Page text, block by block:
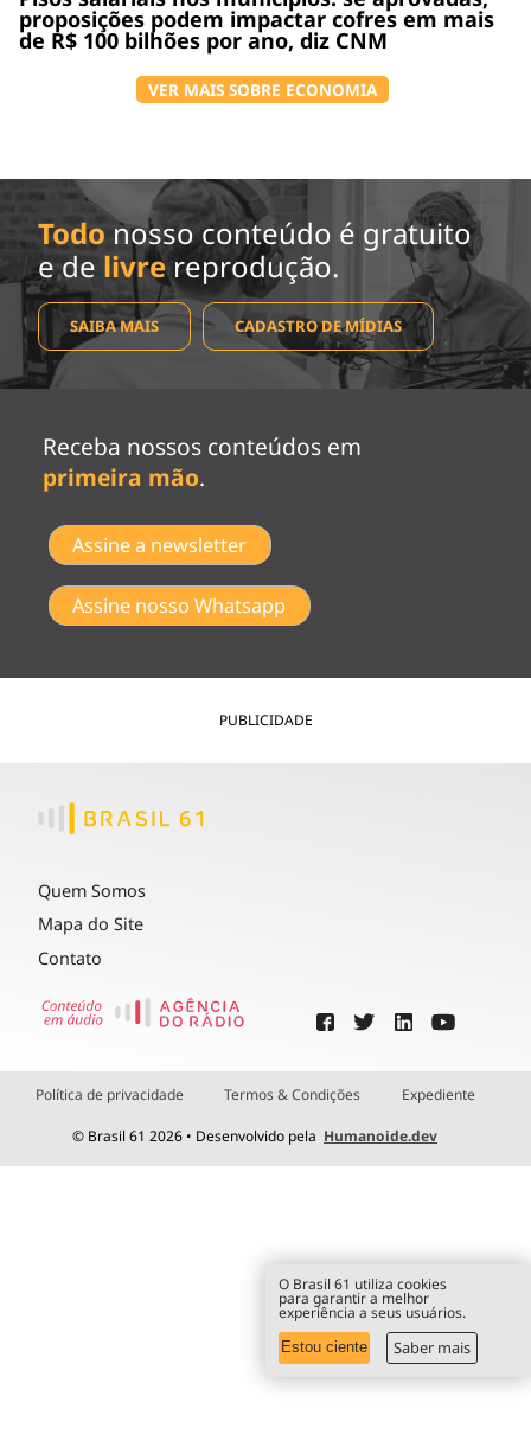
proposições podem impactar cofres em mais
de R$ 100 bilhões por ano, diz CNM
VER MAIS SOBRE ECONOMIA
Todo nosso conteúdo é gratuito
e de livrereprodução.
SAIBA MAIS CADASTRO DE MÍDIAS
Receba nossos conteúdos em
primeira mão.
Assine a newsletter
Assine nosso Whatsapp
PUBLICIDADE
Quem Somos
Mapa do Site
Contato
Política de privacidade Termos & Condições Expediente
© Brasil 61 2026 • Desenvolvido pela Humanoide.dev
O Brasil 61 utiliza cookies
para garantir a melhor
experiência a seus usuários.
Estou ciente Saber mais